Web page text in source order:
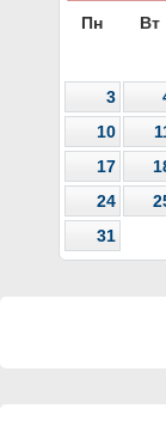
Пн Вт
3
10
17
24
31